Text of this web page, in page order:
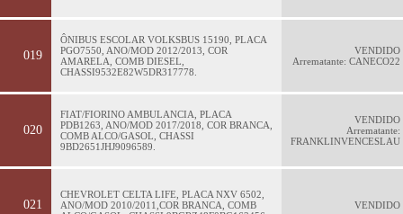
019
ÔNIBUS ESCOLAR VOLKSBUS 15190, PLACA
PGO7550, ANO/MOD 2012/2013, COR
AMARELA, COMB DIESEL,
CHASSI9532E82W5DR317778.
VENDIDO
Arrematante: CANECO22
020
FIAT/FIORINO AMBULANCIA, PLACA
PDB1263, ANO/MOD 2017/2018, COR BRANCA,
COMB ALCO/GASOL, CHASSI
9BD2651JHJ9096589.
VENDIDO
Arrematante:
FRANKLINVENCESLAU
021
CHEVROLET CELTA LIFE, PLACA NXV 6502,
ANO/MOD 2010/2011,COR BRANCA, COMB
VENDIDO